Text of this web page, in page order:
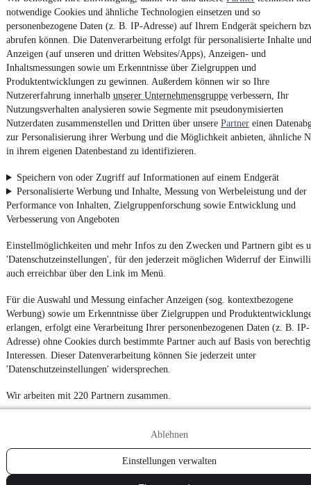
notwendige Cookies und ähnliche Technologien einsetzen und so
personenbezogene Daten (z. B. IP-Adresse) auf Ihrem Endgerät speichern
abrufen können. Die Datenverarbeitung erfolgt für personalisierte Inhalte und
Anzeigen (auf unseren und dritten Websites/Apps), Anzeigen- und
Inhaltsmessungen sowie um Erkenntnisse über Zielgruppen und
Produktentwicklungen zu gewinnen. Außerdem können wir so Ihre
Nutzererfahrung innerhalb unserer Unternehmensgruppe verbessern, Ihr
Nutzungsverhalten analysieren sowie Segmente mit pseudonymisierten
Nutzerdaten zusammenstellen und Dritten über unsere Partner einen
zur Personalisierung ihrer Werbung und die Möglichkeit anbieten, ähnliche
in ihrem eigenen Datenbestand zu identifizieren.
Speichern von oder Zugriff auf Informationen auf einem Endgerät
Personalisierte Werbung und Inhalte, Messung von Werbeleistung und der
Performance von Inhalten, Zielgruppenforschung sowie Entwicklung und
Verbesserung von Angeboten
Einstellmöglichkeiten und mehr Infos zu den Zwecken und Partnern gibt es
'Datenschutzeinstellungen', für den jederzeit möglichen Widerruf der
auch erreichbar über den Link im Menü.
Für die Auswahl und Messung einfacher Anzeigen (sog. kontextbezogene
Werbung) sowie um Erkenntnisse über Zielgruppen und
erlangen, erfolgt eine Verarbeitung Ihrer personenbezogenen Daten (z. B. IP-
Adresse) ohne Cookies durch bestimmte Partner auch auf Basis von
Interessen. Dieser Datenverarbeitung können Sie jederzeit unter
'Datenschutzeinstellungen' widersprechen.
Wir arbeiten mit 220 Partnern zusammen.
Ablehnen
Einstellungen verwalten
Powered by
Noch mehrneue Autosunterschiedlicher Marken, auch als
Leasing-Angebote, gibt es bei mobile.de